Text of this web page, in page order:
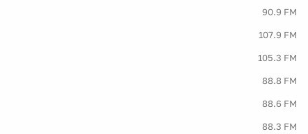
90.9 FM
107.9 FM
105.3 FM
88.8 FM
88.6 FM
88.3 FM